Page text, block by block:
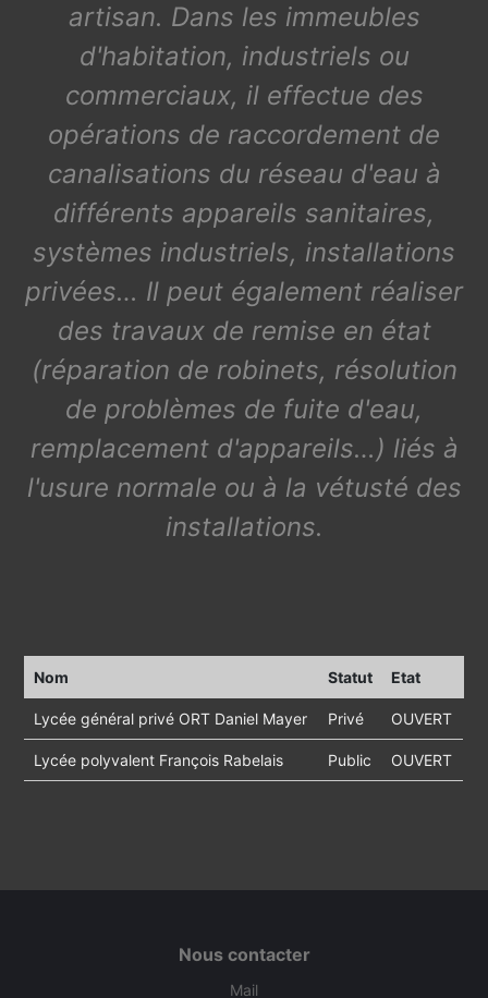
artisan. Dans les immeubles
d'habitation, industriels ou
commerciaux, il effectue des
opérations de raccordement de
canalisations du réseau d'eau à
différents appareils sanitaires,
systèmes industriels, installations
privées… Il peut également réaliser
des travaux de remise en état
(réparation de robinets, résolution
de problèmes de fuite d'eau,
remplacement d'appareils…) liés à
l'usure normale ou à la vétusté des
installations.
Nom Statut Etat
Lycée général privé ORT Daniel Mayer Privé OUVERT
Lycée polyvalent François Rabelais Public OUVERT
Nous contacter
Mail